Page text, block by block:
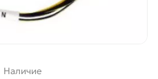
Наличие